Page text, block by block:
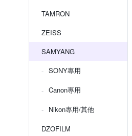
TAMRON
ZEISS
SAMYANG
SONY專用
Canon專用
Nikon專用/其他
DZOFILM